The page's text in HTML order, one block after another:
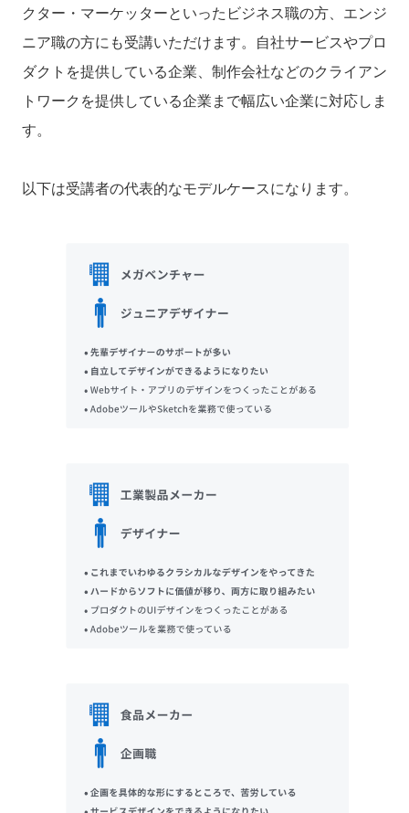
クター・マーケッターといったビジネス職の方、エンジ
ニア職の方にも受講いただけます。
自社サービスやプロ
ダクトを提供している企業、制作会社などのクライアン
トワークを提供している企業まで幅広い企業に対応しま
す。
以下は受講者の代表的なモデルケースになります。